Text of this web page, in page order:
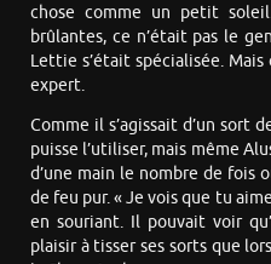
chose comme un petit
brûlantes, ce n’était pas le
Lettie s’était spécialisée.
expert.
Comme il s’agissait d’un
puisse l’utiliser, mais même
d’une main le nombre de fois
de feu pur. « Je vois que tu
en souriant. Il pouvait voir
plaisir à tisser ses sorts que